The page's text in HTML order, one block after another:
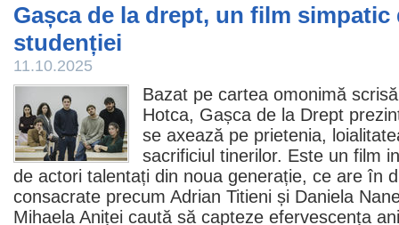
Gașca de la drept, un film simpatic
studenției
11.10.2025
Bazat pe cartea omonimă
Hotca, Gașca de la Drept
se axează pe prietenia,
sacrificiul tinerilor. Este un film
de actori talentați din noua generație, ce are în
consacrate precum Adrian Titieni și Daniela
Mihaela Aniței caută să capteze efervescența